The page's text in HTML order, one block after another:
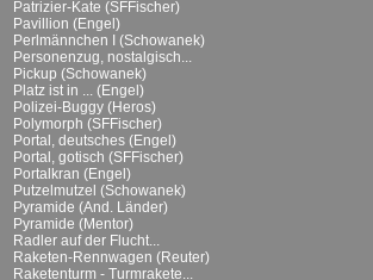
Patrizier-Kate (SFFischer)
Pavillion (Engel)
Perlmännchen I (Schowanek)
Personenzug, nostalgisch...
Pickup (Schowanek)
Platz ist in ... (Engel)
Polizei-Buggy (Heros)
Polymorph (SFFischer)
Portal, deutsches (Engel)
Portal, gotisch (SFFischer)
Portalkran (Engel)
Putzelmutzel (Schowanek)
Pyramide (And. Länder)
Pyramide (Mentor)
Radler auf der Flucht...
Raketen-Rennwagen (Reuter)
Raketenturm - Turmrakete...